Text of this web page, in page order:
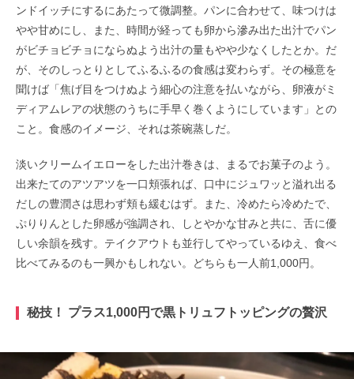
ンドイッチにするにあたって微調整。パンに合わせて、味つけは
やや甘めにし、また、時間が経っても卵から滲み出た出汁でパン
がビチョビチョにならぬよう出汁の量もやや少なくしたとか。だ
が、そのしっとりとしてふるふるの食感は変わらず。その極意を
聞けば「焦げ目をつけぬよう細心の注意を払いながら、卵液がミ
ディアムレアの状態のうちに手早く巻くようにしています」との
こと。食感のイメージ、それは茶碗蒸しだ。
淡いクリームイエローをした出汁巻きは、まるでお菓子のよう。
出来たてのアツアツを一口頬張れば、口中にジュワッと溢れ出る
だしの豊潤さは思わず頬も緩むはず。また、冷めたら冷めたで、
ぷりりんとした卵感が強調され、しとやかな甘みと共に、舌に優
しい余韻を残す。テイクアウトも並行してやっているゆえ、食べ
比べてみるのも一興かもしれない。どちらも一人前1,000円。
秘技！ プラス1,000円で黒トリュフトッピングの贅沢